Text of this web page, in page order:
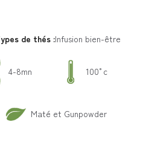
Types de thés :Infusion bien-être
4-8mn 100°c
Maté et Gunpowder